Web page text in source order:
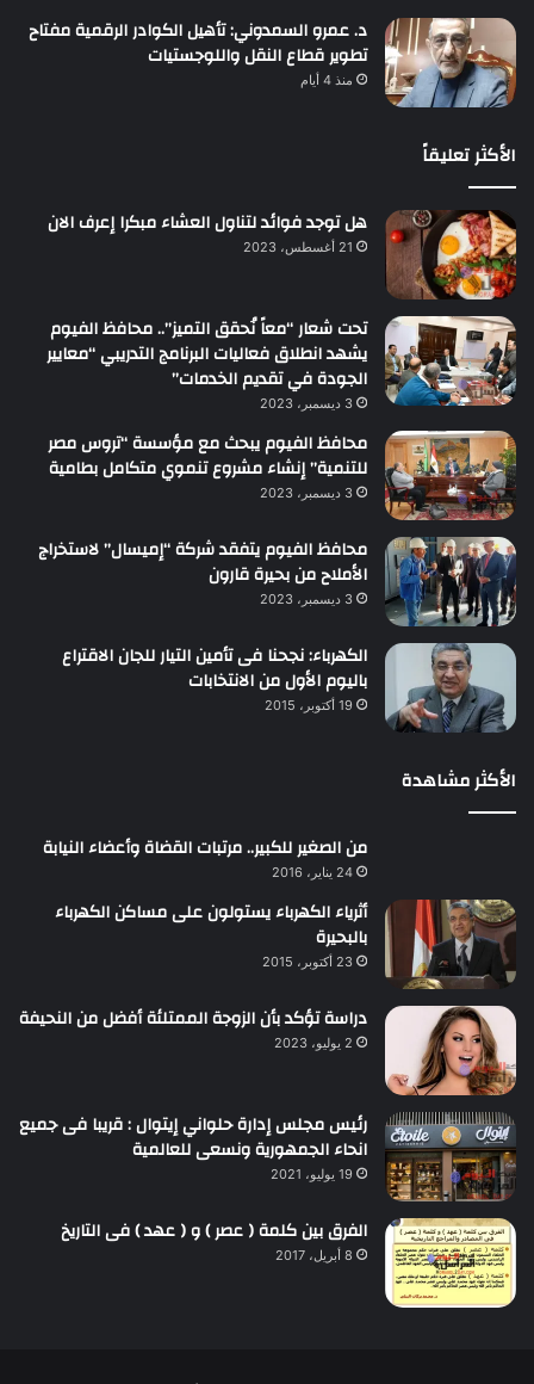
د. عمرو السمدوني: تأهيل الكوادر الرقمية مفتاح
تطوير قطاع النقل واللوجستيات
منذ 4 أيام
الأكثر تعليقاً
هل توجد فوائد لتناول العشاء مبكرا إعرف الان
21 أغسطس، 2023
تحت شعار “معاً نُحقق التميز”.. محافظ الفيوم
يشهد انطلاق فعاليات البرنامج التدريبي “معايير
الجودة في تقديم الخدمات”
3 ديسمبر، 2023
محافظ الفيوم يبحث مع مؤسسة “تروس مصر
للتنمية” إنشاء مشروع تنموي متكامل بطامية
3 ديسمبر، 2023
محافظ الفيوم يتفقد شركة “إميسال” لاستخراج
الأملاح من بحيرة قارون
3 ديسمبر، 2023
الكهرباء: نجحنا فى تأمين التيار للجان الاقتراع
باليوم الأول من الانتخابات
19 أكتوبر، 2015
الأكثر مشاهدة
من الصغير للكبير.. مرتبات القضاة وأعضاء النيابة
24 يناير، 2016
أثرياء الكهرباء يستولون على مساكن الكهرباء
بالبحيرة
23 أكتوبر، 2015
دراسة تؤكد بأن الزوجة الممتلئة أفضل من النحيفة
2 يوليو، 2023
رئيس مجلس إدارة حلواني إيتوال : قريبا فى جميع
انحاء الجمهورية ونسعى للعالمية
19 يوليو، 2021
الفرق بين كلمة ( عصر ) و ( عهد ) فى التاريخ
8 أبريل، 2017